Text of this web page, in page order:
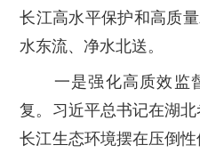
长江高水平保护和高质
水东流、净水北送。
一是强化高质效监
复。 习近平总书记在湖
长江生态环境摆在压倒